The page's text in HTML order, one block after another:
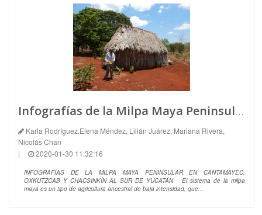
Infografías de la Milpa Maya Peninsular en Cantamayec, Oxkutzcab y Chacsinkín al Sur de Yucatán
Karla Rodríguez,Elena Méndez, Lilián Juárez, Mariana Rivera,
Nicolás Chan
|
2020-01-30 11:32:16
INFOGRAFÍAS DE LA MILPA MAYA PENINSULAR EN CANTAMAYEC,
OXKUTZCAB Y CHACSINKÍN AL SUR DE YUCATÁN El sistema de la milpa
maya es un tipo de agricultura ancestral de baja intensidad, que...